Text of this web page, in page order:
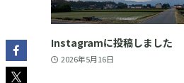
Instagramに投稿しました
2026年5月16日